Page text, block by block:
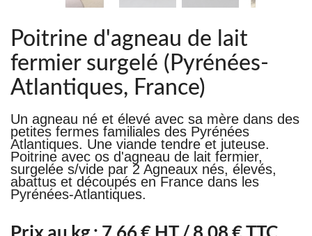
Poitrine d'agneau de lait
fermier surgelé (Pyrénées-
Atlantiques, France)
Un agneau né et élevé avec sa mère dans des
petites fermes familiales des Pyrénées
Atlantiques. Une viande tendre et juteuse.
Poitrine avec os d'agneau de lait fermier,
surgelée s/vide par 2 Agneaux nés, élevés,
abattus et découpés en France dans les
Pyrénées-Atlantiques.